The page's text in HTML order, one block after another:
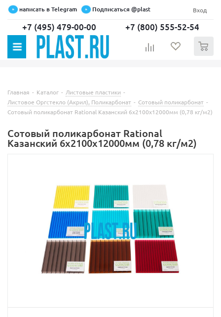
написать в Telegram Подписаться @plast Вход
+7 (495) 479-00-00 +7 (800) 555-52-54
Главная - Каталог - Листовые пластики -
Листовое Оргстекло (Акрил), Поликарбонат - Сотовый поликарбонат -
Сотовый поликарбонат Rational Казанский 6х2100х12000мм (0,78 кг/м2)
Сотовый поликарбонат Rational
Казанский 6х2100х12000мм (0,78 кг/м2)